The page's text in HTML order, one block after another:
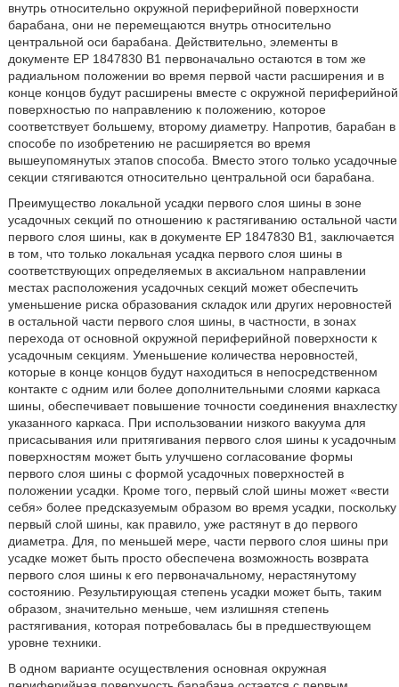
внутрь относительно окружной периферийной поверхности
барабана, они не перемещаются внутрь относительно
центральной оси барабана. Действительно, элементы в
документе ЕР 1847830 В1 первоначально остаются в том же
радиальном положении во время первой части расширения и в
конце концов будут расширены вместе с окружной периферийной
поверхностью по направлению к положению, которое
соответствует большему, второму диаметру. Напротив, барабан в
способе по изобретению не расширяется во время
вышеупомянутых этапов способа. Вместо этого только усадочные
секции стягиваются относительно центральной оси барабана.
Преимущество локальной усадки первого слоя шины в зоне
усадочных секций по отношению к растягиванию остальной части
первого слоя шины, как в документе ЕР 1847830 В1, заключается
в том, что только локальная усадка первого слоя шины в
соответствующих определяемых в аксиальном направлении
местах расположения усадочных секций может обеспечить
уменьшение риска образования складок или других неровностей
в остальной части первого слоя шины, в частности, в зонах
перехода от основной окружной периферийной поверхности к
усадочным секциям. Уменьшение количества неровностей,
которые в конце концов будут находиться в непосредственном
контакте с одним или более дополнительными слоями каркаса
шины, обеспечивает повышение точности соединения внахлестку
указанного каркаса. При использовании низкого вакуума для
присасывания или притягивания первого слоя шины к усадочным
поверхностям может быть улучшено согласование формы
первого слоя шины с формой усадочных поверхностей в
положении усадки. Кроме того, первый слой шины может «вести
себя» более предсказуемым образом во время усадки, поскольку
первый слой шины, как правило, уже растянут в до первого
диаметра. Для, по меньшей мере, части первого слоя шины при
усадке может быть просто обеспечена возможность возврата
первого слоя шины к его первоначальному, нерастянутому
состоянию. Результирующая степень усадки может быть, таким
образом, значительно меньше, чем излишняя степень
растягивания, которая потребовалась бы в предшествующем
уровне техники.
В одном варианте осуществления основная окружная